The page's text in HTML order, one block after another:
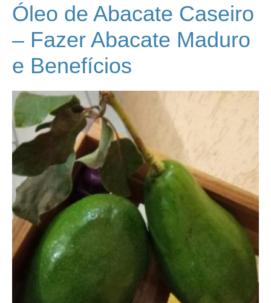
Óleo de Abacate Caseiro
– Fazer Abacate Maduro
e Benefícios